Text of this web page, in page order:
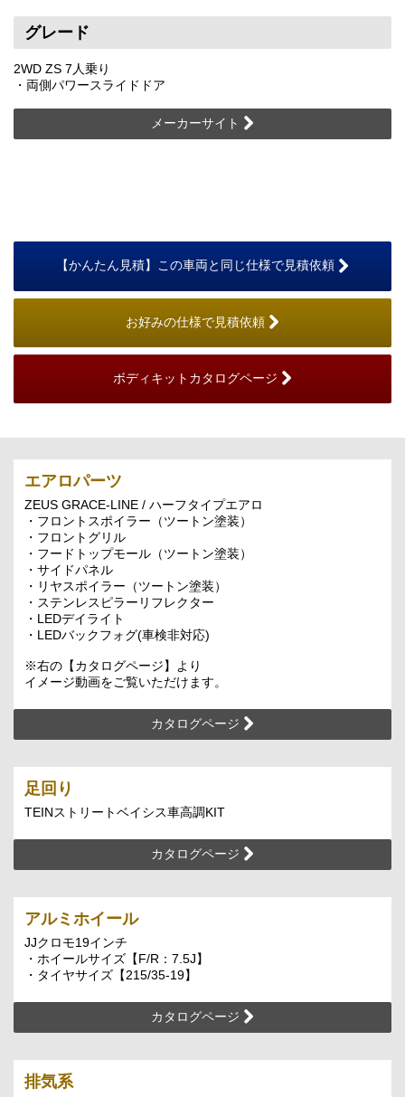
グレード
2WD ZS 7人乗り
・両側パワースライドドア
メーカーサイト
【かんたん見積】この車両と同じ仕様で見積依頼
お好みの仕様で見積依頼
ボディキットカタログページ
エアロパーツ
ZEUS GRACE-LINE / ハーフタイプエアロ
・フロントスポイラー（ツートン塗装）
・フロントグリル
・フードトップモール（ツートン塗装）
・サイドパネル
・リヤスポイラー（ツートン塗装）
・ステンレスピラーリフレクター
・LEDデイライト
・LEDバックフォグ(車検非対応)
※右の【カタログページ】より
イメージ動画をご覧いただけます。
カタログページ
足回り
TEINストリートベイシス車高調KIT
カタログページ
アルミホイール
JJクロモ19インチ
・ホイールサイズ【F/R：7.5J】
・タイヤサイズ【215/35-19】
カタログページ
排気系